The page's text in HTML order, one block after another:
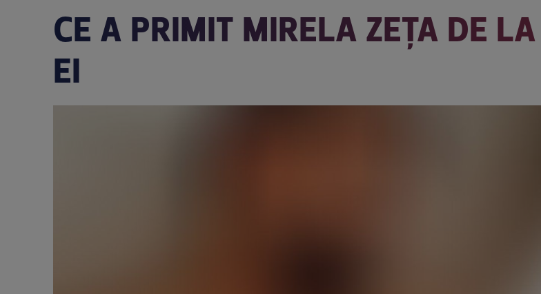
CE A PRIMIT MIRELA ZEŢA DE
EI